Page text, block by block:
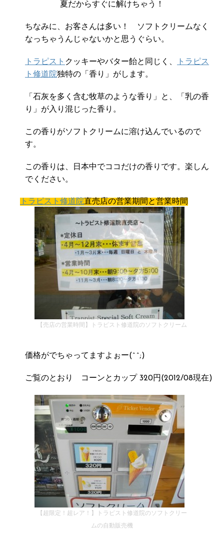
夏だからすぐに解けちゃう！
ちなみに、お客さんは多い！ ソフトクリームなく
なっちゃうんじゃないかと思うぐらい。
トラピスト クッキーやバター飴と同じく、
トラピス
ト修道院独特の「香り」がします。
「石灰を多く含む牧草のような香り」と、「乳の香
り」が入り混じった香り。
この香りがソフトクリームに溶け込んでいるので
す。
この香りは、日本中でココだけの香りです。楽しん
でください。
トラピスト修道院直売店の営業期間と営業時間
【売店の営業時間】トラピスト修道院のソフトクリーム
価格がでちゃってますよぉー(^^;)
ご覧のとおり コーンとカップ 320円(2012/08現在)
【超限定！超レア！】トラピスト修道院のソフトクリー
ムの自動販売機